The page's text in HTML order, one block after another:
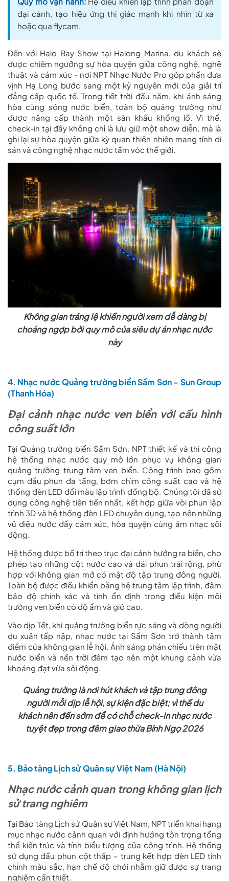
đại cảnh, tạo hiệu ứng thị giác mạnh khi nhìn từ xa
hoặc qua flycam.
Đến với Halo Bay Show tại Halong Marina, du khách sẽ
được chiêm ngưỡng sự hòa quyện giữa công nghệ, nghệ
thuật và cảm xúc - nơi NPT Nhạc Nước Pro góp phần đưa
vịnh Hạ Long bước sang một kỷ nguyên mới của giải trí
đẳng cấp quốc tế. Trong tiết trời đầu năm, khi ánh sáng
hòa cùng sóng nước biển, toàn bộ quảng trường như
được nâng cấp thành một sân khấu khổng lồ. Vì thế,
check-in tại đây không chỉ là lưu giữ một show diễn, mà là
ghi lại sự hòa quyện giữa kỳ quan thiên nhiên mang tính di
sản và công nghệ nhạc nước tầm vóc thế giới.
Không gian tráng lệ khiến người xem dễ dàng bị
choáng ngợp bởi quy mô của siêu dự án nhạc nước
này
4. Nhạc nước Quảng trường biển Sầm Sơn - Sun Group
(Thanh Hóa)
Đại cảnh nhạc nước ven biển với cấu hình
công suất lớn
Tại Quảng trường biển Sầm Sơn, NPT thiết kế và thi công
hệ thống nhạc nước quy mô lớn phục vụ không gian
quảng trường trung tâm ven biển. Công trình bao gồm
cụm đầu phun đa tầng, bơm chìm công suất cao và hệ
thống đèn LED đổi màu lập trình đồng bộ. Chúng tôi đã sử
dụng công nghệ tiên tiến nhất, kết hợp giữa vòi phun lập
trình 3D và hệ thống đèn LED chuyên dụng, tạo nên những
vũ điệu nước đầy cảm xúc, hòa quyện cùng âm nhạc sôi
động.
Hệ thống được bố trí theo trục đại cảnh hướng ra biển, cho
phép tạo những cột nước cao và dải phun trải rộng, phù
hợp với không gian mở có mật độ tập trung đông người.
Toàn bộ được điều khiển bằng hệ trung tâm lập trình, đảm
bảo độ chính xác và tính ổn định trong điều kiện môi
trường ven biển có độ ẩm và gió cao.
Vào dịp Tết, khi quảng trường biển rực sáng và dòng người
du xuân tấp nập, nhạc nước tại Sầm Sơn trở thành tâm
điểm của không gian lễ hội. Ánh sáng phản chiếu trên mặt
nước biển và nền trời đêm tạo nên một khung cảnh vừa
khoáng đạt vừa sôi động.
Quảng trường là nơi hút khách và tập trung đông
người mỗi dịp lễ hội, sự kiện đặc biệt; vì thế du
khách nên đến sớm để có chỗ check-in nhạc nước
tuyệt đẹp trong đêm giao thừa Bính Ngọ 2026
5. Bảo tàng Lịch sử Quân sự Việt Nam (Hà Nội)
Nhạc nước cảnh quan trong không gian lịch
sử trang nghiêm
Tại Bảo tàng Lịch sử Quân sự Việt Nam, NPT triển khai hạng
mục nhạc nước cảnh quan với định hướng tôn trọng tổng
thể kiến trúc và tính biểu tượng của công trình. Hệ thống
sử dụng đầu phun cột thấp – trung kết hợp đèn LED tinh
chỉnh màu sắc, hạn chế độ chói nhằm giữ được sự trang
nghiêm cần thiết.